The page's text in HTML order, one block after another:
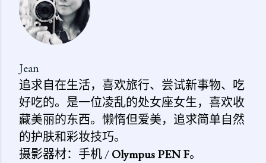
Jean
追求自在生活，喜欢旅行、尝试新事物、吃
好吃的。是一位凌乱的处女座女生，喜欢收
藏美丽的东西。懒惰但爱美，追求简单自然
的护肤和彩妆技巧。
摄影器材：手机 /Olympus PEN F。